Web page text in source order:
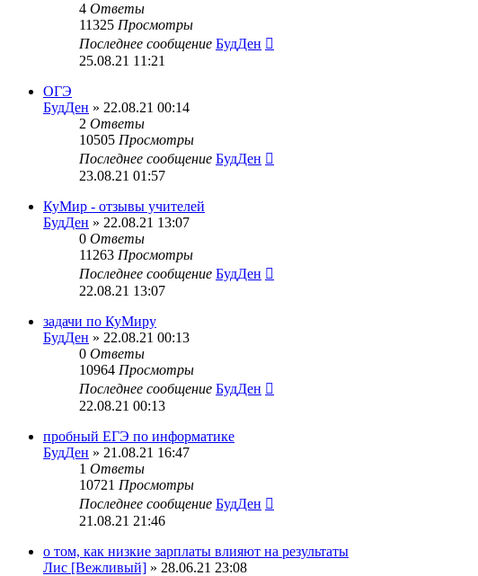
4 Ответы
11325 Просмотры
Последнее сообщение БудДен
25.08.21 11:21
ОГЭ
БудДен » 22.08.21 00:14
2 Ответы
10505 Просмотры
Последнее сообщение БудДен
23.08.21 01:57
КуМир - отзывы учителей
БудДен » 22.08.21 13:07
0 Ответы
11263 Просмотры
Последнее сообщение БудДен
22.08.21 13:07
задачи по КуМиру
БудДен » 22.08.21 00:13
0 Ответы
10964 Просмотры
Последнее сообщение БудДен
22.08.21 00:13
пробный ЕГЭ по информатике
БудДен » 21.08.21 16:47
1 Ответы
10721 Просмотры
Последнее сообщение БудДен
21.08.21 21:46
о том, как низкие зарплаты влияют на результаты
Лис [Вежливый] » 28.06.21 23:08